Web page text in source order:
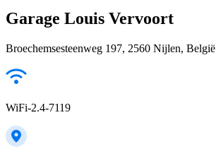
Garage Louis Vervoort
Broechemsesteenweg 197, 2560 Nijlen, België
WiFi-2.4-7119